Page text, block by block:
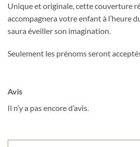
Unique et originale, cette couverture
accompagnera votre enfant à l’heure
saura éveiller son imagination.
Seulement les prénoms seront
Avis
Il n’y a pas encore d’avis.
Courriel*